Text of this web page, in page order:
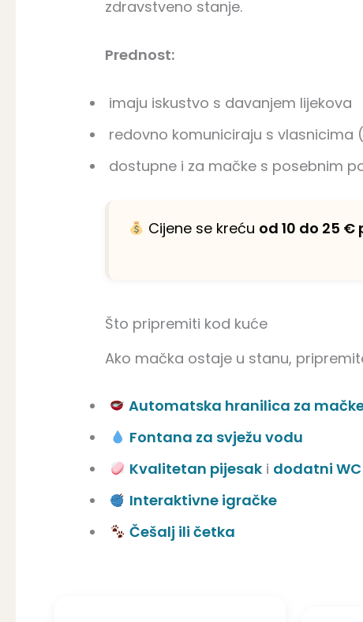
zdravstveno stanje.
Prednost:
imaju iskustvo s davanjem lijekova
redovno komuniciraju s vlasnicima
dostupne i za mačke s posebnim
Cijene se kreću od 10 do 25 €
Što pripremiti kod kuće
Ako mačka ostaje u stanu,
Automatska hranilica za
Fontana za svježu vodu
Kvalitetan pijesaki dodatni WC
Interaktivne igračke
Češalj ili četka